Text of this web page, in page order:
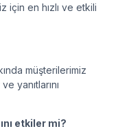
en hızlı ve etkili
müşterilerimiz
yanıtlarını
etkiler mi?